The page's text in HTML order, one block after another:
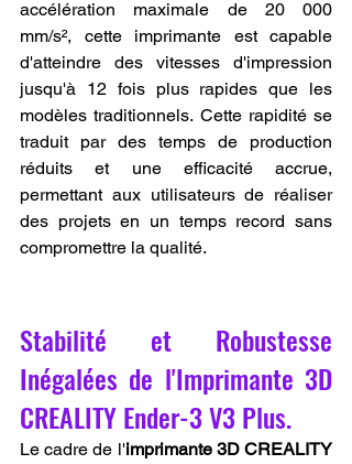
accélération maximale de 20 000
mm/s², cette imprimante est capable
d'atteindre des vitesses d'impression
jusqu'à 12 fois plus rapides que les
modèles traditionnels. Cette rapidité se
traduit par des temps de production
réduits et une efficacité accrue,
permettant aux utilisateurs de réaliser
des projets en un temps record sans
compromettre la qualité.
Stabilité et Robustesse
Inégalées de l'Imprimante 3D
CREALITY Ender-3 V3 Plus.
Le cadre de l'imprimante 3D CREALITY